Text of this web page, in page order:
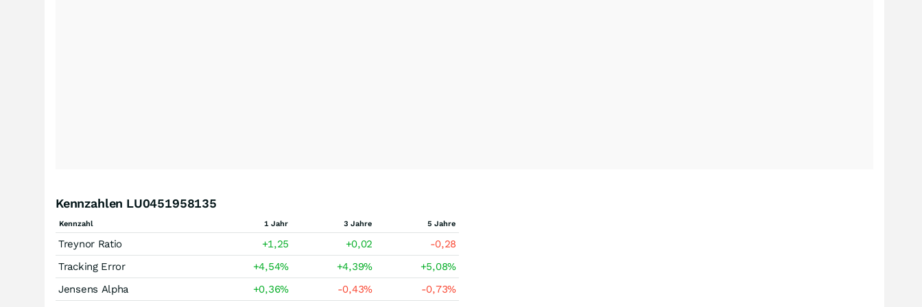
Kennzahlen LU0451958135
Kennzahl 1 Jahr 3 Jahre 5 Jahre
Treynor Ratio +1,25 +0,02
-0,28
Tracking Error
+4,54% +4,39% +5,08%
Jensens Alpha
+0,36% -0,43% -0,73%